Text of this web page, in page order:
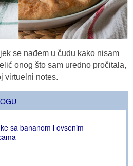
se nađem u čudu kako nisam
onog što sam uredno pročitala,
virtuelni notes.
sa bananom i ovsenim